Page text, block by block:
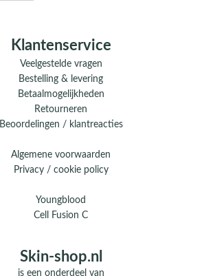
Klantenservice
Veelgestelde vragen
Bestelling & levering
Betaalmogelijkheden
Retourneren
Beoordelingen / klantreacties
Algemene voorwaarden
Privacy / cookie policy
Youngblood
Cell Fusion C
Skin-shop.nl
is een onderdeel van